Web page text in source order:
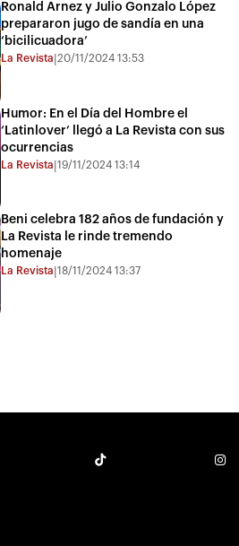
Ronald Arnez y Julio Gonzalo López
prepararon jugo de sandía en una
‘bicilicuadora’
La Revista |20/11/2024 13:53
Humor: En el Día del Hombre el
‘Latinlover’ llegó a La Revista con sus
ocurrencias
La Revista |19/11/2024 13:14
Beni celebra 182 años de fundación y
La Revista le rinde tremendo
homenaje
La Revista |18/11/2024 13:37